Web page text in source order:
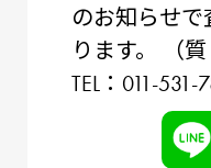
のお知らせ
ります。
（
TEL：011-531-